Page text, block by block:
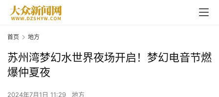
首页 地方
苏州湾梦幻水世界夜场开启！梦幻电音节燃
爆仲夏夜
2024年7月1日 11:29 地方